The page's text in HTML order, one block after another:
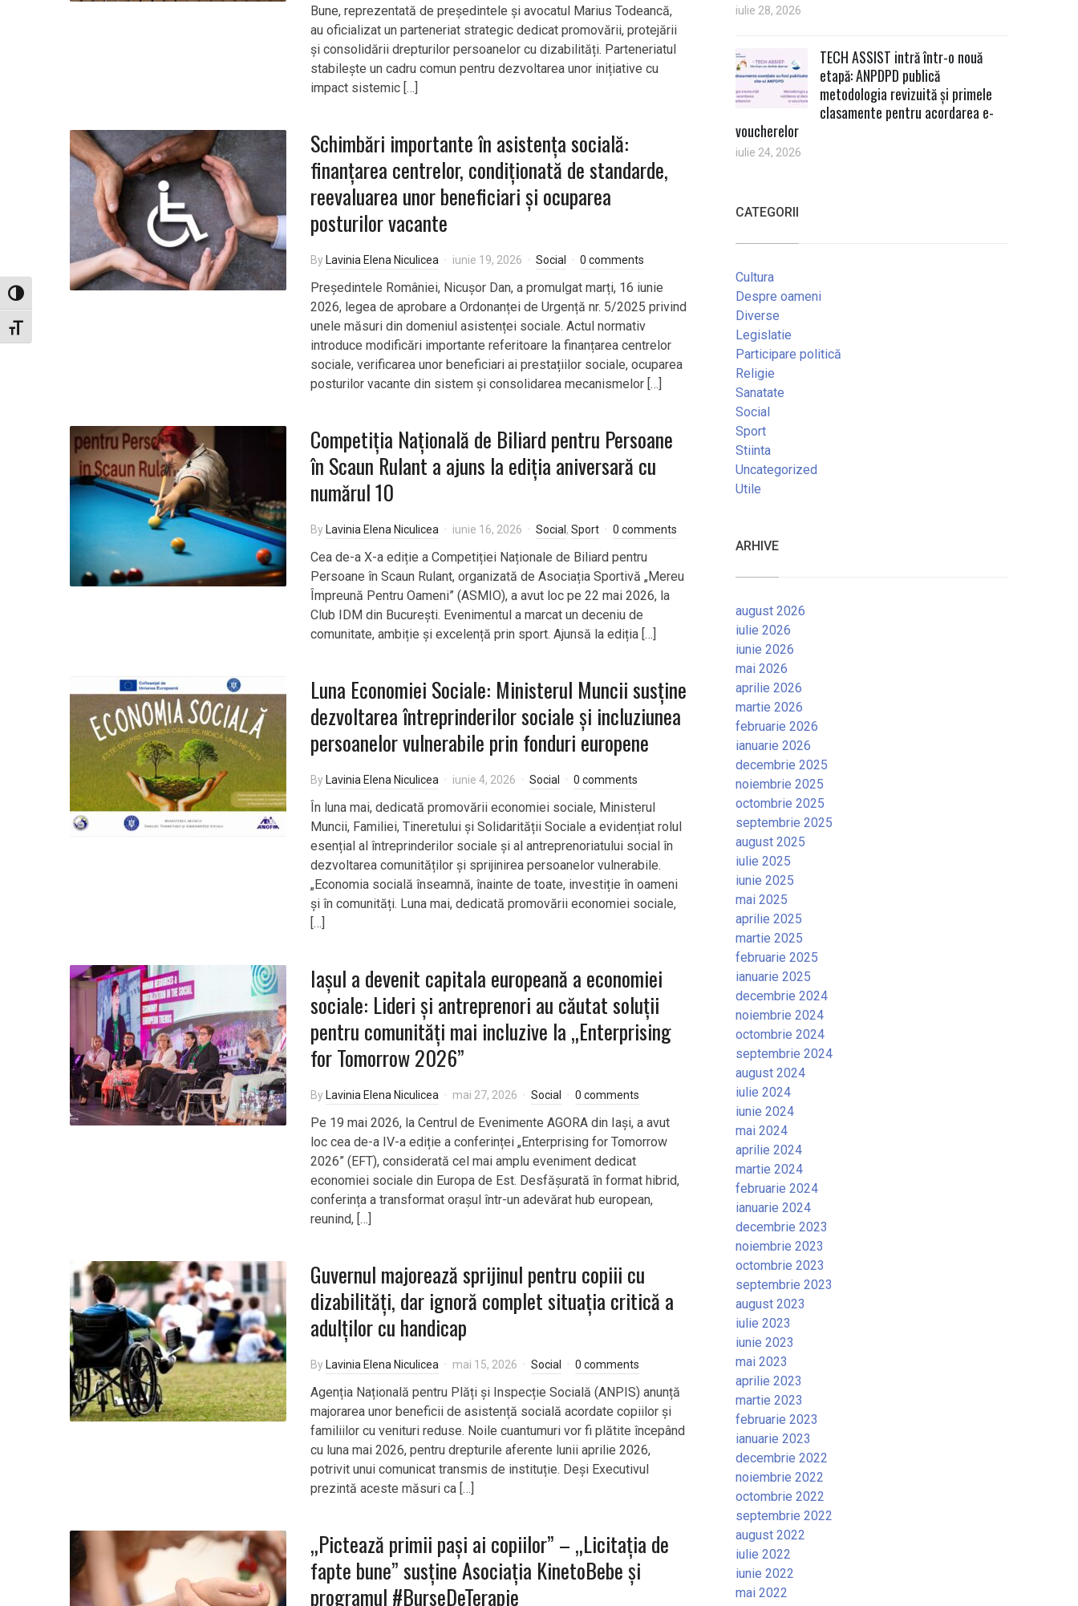
Toggle High Contrast
Toggle Font size
Bune, reprezentată de președintele și avocatul Marius Todeancă,
au oficializat un parteneriat strategic dedicat promovării, protejării
și consolidării drepturilor persoanelor cu dizabilități. Parteneriatul
stabilește un cadru comun pentru dezvoltarea unor inițiative cu
impact sistemic […]
Schimbări importante în asistența socială:
finanțarea centrelor, condiționată de standarde,
reevaluarea unor beneficiari și ocuparea
posturilor vacante
By Lavinia Elena Niculicea iunie 19, 2026 Social 0 comments
Președintele României, Nicușor Dan, a promulgat marți, 16 iunie
2026, legea de aprobare a Ordonanței de Urgență nr. 5/2025 privind
unele măsuri din domeniul asistenței sociale. Actul normativ
introduce modificări importante referitoare la finanțarea centrelor
sociale, verificarea unor beneficiari ai prestațiilor sociale, ocuparea
posturilor vacante din sistem și consolidarea mecanismelor […]
Competiția Națională de Biliard pentru Persoane
în Scaun Rulant a ajuns la ediția aniversară cu
numărul 10
By Lavinia Elena Niculicea iunie 16, 2026 Social , Sport 0 comments
Cea de-a X-a ediție a Competiției Naționale de Biliard pentru
Persoane în Scaun Rulant, organizată de Asociația Sportivă „Mereu
Împreună Pentru Oameni” (ASMIO), a avut loc pe 22 mai 2026, la
Club IDM din București. Evenimentul a marcat un deceniu de
comunitate, ambiție și excelență prin sport. Ajunsă la ediția […]
Luna Economiei Sociale: Ministerul Muncii susține
dezvoltarea întreprinderilor sociale și incluziunea
persoanelor vulnerabile prin fonduri europene
By Lavinia Elena Niculicea iunie 4, 2026 Social 0 comments
În luna mai, dedicată promovării economiei sociale, Ministerul
Muncii, Familiei, Tineretului și Solidarității Sociale a evidențiat rolul
esențial al întreprinderilor sociale și al antreprenoriatului social în
dezvoltarea comunităților și sprijinirea persoanelor vulnerabile.
„Economia socială înseamnă, înainte de toate, investiție în oameni
și în comunități. Luna mai, dedicată promovării economiei sociale,
[…]
Iașul a devenit capitala europeană a economiei
sociale: Lideri și antreprenori au căutat soluții
pentru comunități mai incluzive la „Enterprising
for Tomorrow 2026”
By Lavinia Elena Niculicea mai 27, 2026 Social 0 comments
Pe 19 mai 2026, la Centrul de Evenimente AGORA din Iași, a avut
loc cea de-a IV-a ediție a conferinței „Enterprising for Tomorrow
2026” (EFT), considerată cel mai amplu eveniment dedicat
economiei sociale din Europa de Est. Desfășurată în format hibrid,
conferința a transformat orașul într-un adevărat hub european,
reunind, […]
Guvernul majorează sprijinul pentru copiii cu
dizabilități, dar ignoră complet situația critică a
adulților cu handicap
By Lavinia Elena Niculicea mai 15, 2026 Social 0 comments
Agenția Națională pentru Plăți și Inspecție Socială (ANPIS) anunță
majorarea unor beneficii de asistență socială acordate copiilor și
familiilor cu venituri reduse. Noile cuantumuri vor fi plătite începând
cu luna mai 2026, pentru drepturile aferente lunii aprilie 2026,
potrivit unui comunicat transmis de instituție. Deși Executivul
prezintă aceste măsuri ca […]
„Pictează primii pași ai copiilor” – „Licitația de
fapte bune” susține Asociația KinetoBebe și
programul #BurseDeTerapie
iulie 28, 2026
TECH ASSIST intră într-o nouă
etapă: ANPDPD publică
metodologia revizuită și primele
clasamente pentru acordarea e-
voucherelor
iulie 24, 2026
CATEGORII
Cultura
Despre oameni
Diverse
Legislatie
Participare politică
Religie
Sanatate
Social
Sport
Stiinta
Uncategorized
Utile
ARHIVE
august 2026
iulie 2026
iunie 2026
mai 2026
aprilie 2026
martie 2026
februarie 2026
ianuarie 2026
decembrie 2025
noiembrie 2025
octombrie 2025
septembrie 2025
august 2025
iulie 2025
iunie 2025
mai 2025
aprilie 2025
martie 2025
februarie 2025
ianuarie 2025
decembrie 2024
noiembrie 2024
octombrie 2024
septembrie 2024
august 2024
iulie 2024
iunie 2024
mai 2024
aprilie 2024
martie 2024
februarie 2024
ianuarie 2024
decembrie 2023
noiembrie 2023
octombrie 2023
septembrie 2023
august 2023
iulie 2023
iunie 2023
mai 2023
aprilie 2023
martie 2023
februarie 2023
ianuarie 2023
decembrie 2022
noiembrie 2022
octombrie 2022
septembrie 2022
august 2022
iulie 2022
iunie 2022
mai 2022